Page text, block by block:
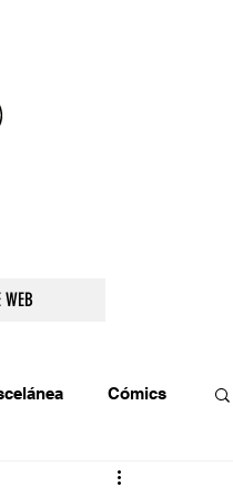
WEB
Cómics